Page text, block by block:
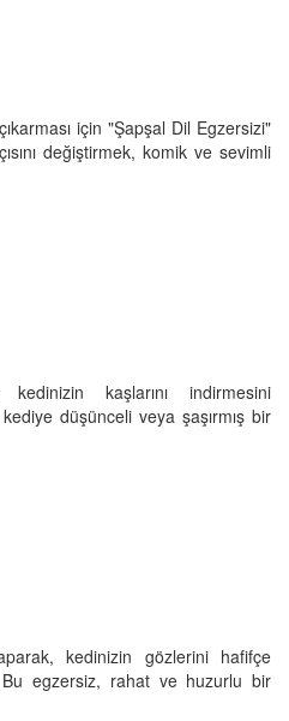
için "Şapşal Dil Egzersizi"
değiştirmek, komik ve sevimli
kaşlarını indirmesini
düşünceli veya şaşırmış bir
kedinizin gözlerini hafifçe
Bu egzersiz, rahat ve huzurlu bir